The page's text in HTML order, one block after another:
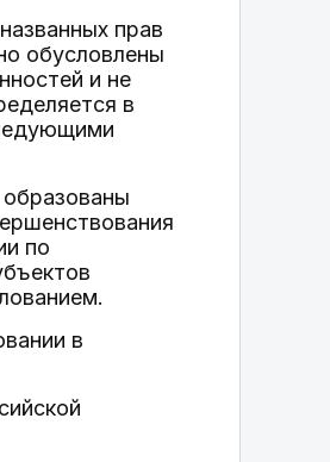
прав
обусловлены
и не
в
по
в